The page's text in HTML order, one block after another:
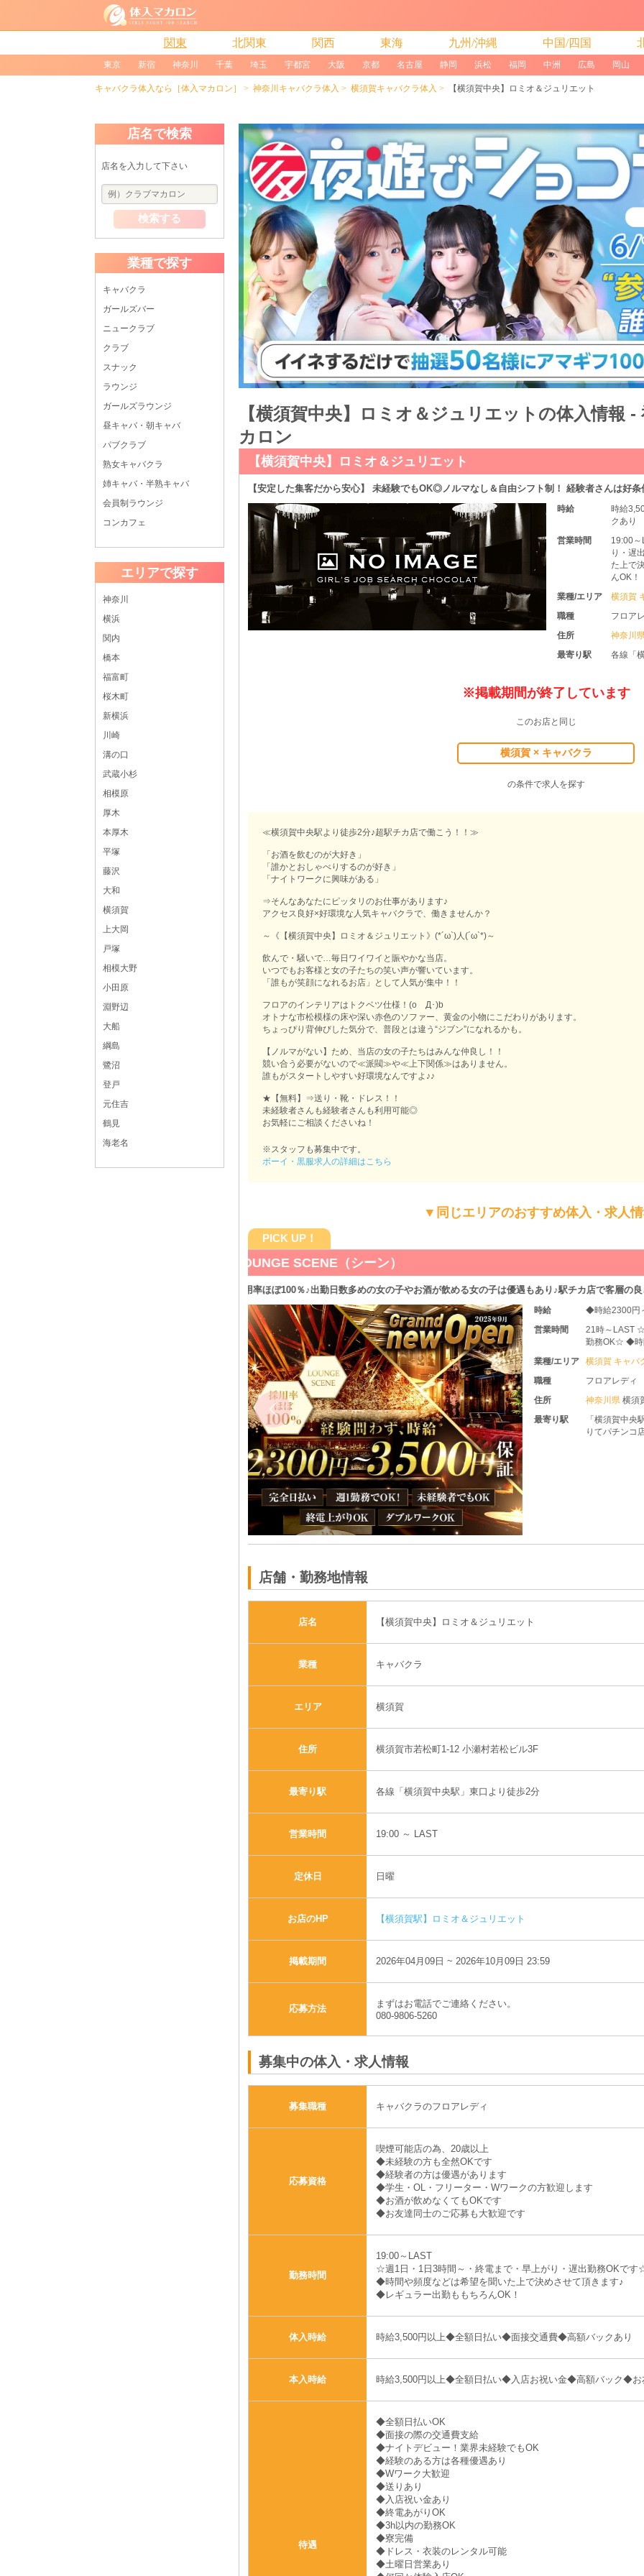
関東 北関東 関西 東海 九州/沖縄 中国/四国
東京 新宿 神奈川 千葉 埼玉 宇都宮 大阪 京都 名古屋 静岡 浜松 福岡 中洲 広島 岡山
キャバクラ体入なら［体入マカロン］ 神奈川キャバクラ体入 横須賀キャバクラ体入 【横須賀中央】ロミオ＆ジュリエット
店名で検索
店名を入力して下さい
検索する
業種で探す
キャバクラ
ガールズバー
ニュークラブ
クラブ
スナック
ラウンジ
ガールズラウンジ
昼キャバ・朝キャバ
パブクラブ
熟女キャバクラ
姉キャバ・半熟キャバ
会員制ラウンジ
コンカフェ
エリアで探す
神奈川
横浜
関内
橋本
福富町
桜木町
新横浜
川崎
溝の口
武蔵小杉
相模原
厚木
本厚木
平塚
藤沢
大和
横須賀
上大岡
戸塚
相模大野
小田原
淵野辺
大船
綱島
鷺沼
登戸
元住吉
鶴見
海老名
【横須賀中央】ロミオ＆ジュリエットの体入情報
カロン
【横須賀中央】ロミオ＆ジュリエット
【安定した集客だから安心】 未経験でもOK◎ノルマなし＆自由シフト制！ 経験者さんは好条
時給
時給
クあり
営業時間
19:00
り・遅
た上で
んOK！
業種/エリア
横須賀
職種
フロア
住所
神奈川
最寄り駅
各線「
※掲載期間が終了しています
このお店と同じ
横須賀 × キャバクラ
の条件で求人を探す
≪横須賀中央駅より徒歩2分♪超駅チカ店で働こう！！≫
「お酒を飲むのが大好き」
「誰かとおしゃべりするのが好き」
「ナイトワークに興味がある」
⇒そんなあなたにピッタリのお仕事があります♪
アクセス良好×好環境な人気キャバクラで、働きませんか？
～《【横須賀中央】ロミオ＆ジュリエット》(*´ω`)人(´ω`*)～
飲んで・騒いで…毎日ワイワイと賑やかな当店。
いつでもお客様と女の子たちの笑い声が響いています。
「誰もが笑顔になれるお店」として人気が集中！！
フロアのインテリアはトクベツ仕様！(oゝД･)b
オトナな市松模様の床や深い赤色のソファー、黄金の小物にこだわりがあります。
ちょっぴり背伸びした気分で、普段とは違う“ジブン”になれるかも。
【ノルマがない】ため、当店の女の子たちはみんな仲良し！！
競い合う必要がないので≪派閥≫や≪上下関係≫はありません。
誰もがスタートしやすい好環境なんですよ♪♪
★【無料】⇒送り・靴・ドレス！！
未経験者さんも経験者さんも利用可能◎
お気軽にご相談くださいね！
※スタッフも募集中です。
ボーイ・黒服求人の詳細はこちら
▼同じエリアのおすすめ体入・求人
PICK UP！
LOUNGE SCENE（シーン）
採用率ほぼ100％♪出勤日数多めの女の子やお酒が飲める女の子は優遇もあり♪駅チカ店で
◆時給
営業時間
21時～LAST ☆週1日・1日3時間
勤務
業種/エリア
横須賀
フロア
神奈川
最寄り駅
「横須
りてパ
店舗・勤務地情報
店名 【横須賀中央】ロミオ＆ジュリエット
業種 キャバクラ
エリア 横須賀
住所 横須賀市若松町1-12 小瀬村若松ビル3F
最寄り駅 各線「横須賀中央駅」東口より徒歩2分
営業時間 19:00 ～ LAST
定休日 日曜
お店のHP 【横須賀駅】ロミオ＆ジュリエット
掲載期間 2026年04月09日 ~ 2026年10月09日 23:59
応募方法
まずはお電話でご連絡ください。
080-9806-5260
募集中の体入・求人情報
募集職種 キャバクラのフロアレディ
応募資格
喫煙可能店の為、20歳以上
◆未経験の方も全然OKです
◆経験者の方は優遇があります
◆学生・OL・フリーター・Wワークの方歓迎します
◆お酒が飲めなくてもOKです
◆お友達同士のご応募も大歓迎です
勤務時間
19:00～LAST
☆週1日・1日3時間～・終電まで・早上がり・遅出勤務OKで
◆時間や頻度などは希望を聞いた上で決めさせて頂きます♪
◆レギュラー出勤ももちろんOK！
体入時給 時給3,500円以上◆全額日払い◆面接交通費◆高額バックあり
本入時給 時給3,500円以上◆全額日払い◆入店お祝い金◆高額バック◆お
待遇
◆全額日払いOK
◆面接の際の交通費支給
◆ナイトデビュー！業界未経験でもOK
◆経験のある方は各種優遇あり
◆Wワーク大歓迎
◆送りあり
◆入店祝い金あり
◆終電あがりOK
◆3h以内の勤務OK
◆寮完備
◆ドレス・衣装のレンタル可能
◆土曜日営業あり